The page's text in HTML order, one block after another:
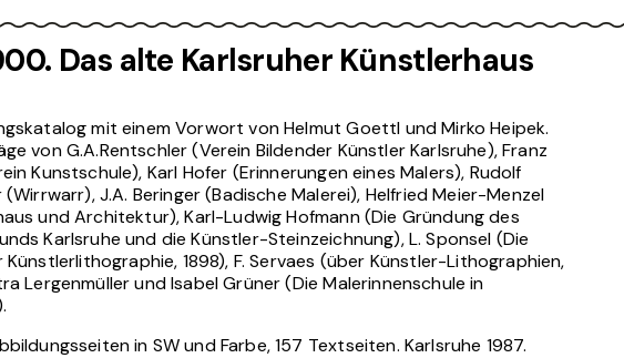
Das alte Karlsruher Künstlerhaus
mit einem Vorwort von Helmut Goettl und Mirko Heipek.
von G.A.Rentschler (Verein Bildender Künstler Karlsruhe), Franz
Kunstschule), Karl Hofer (Erinnerungen eines Malers), Rudolf
J.A. Beringer (Badische Malerei), Helfried Meier-Menzel
und Architektur), Karl-Ludwig Hofmann (Die Gründung des
Karlsruhe und die Künstler-Steinzeichnung), L. Sponsel (Die
Künstlerlithographie, 1898), F. Servaes (über Künstler-Lithographien,
Lergenmüller und Isabel Grüner (Die Malerinnenschule in
in SW und Farbe, 157 Textseiten. Karlsruhe 1987.